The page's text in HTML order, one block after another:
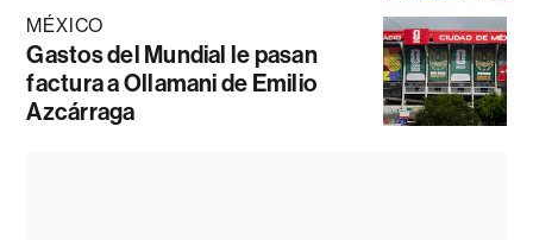
MÉXICO
Gastos del Mundial le pasan
factura a Ollamani de Emilio
Azcárraga